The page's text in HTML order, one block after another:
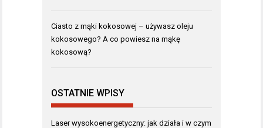
Ciasto z mąki kokosowej – używasz oleju
kokosowego? A co powiesz na mąkę
kokosową?
OSTATNIE WPISY
Laser wysokoenergetyczny: jak działa i w czym